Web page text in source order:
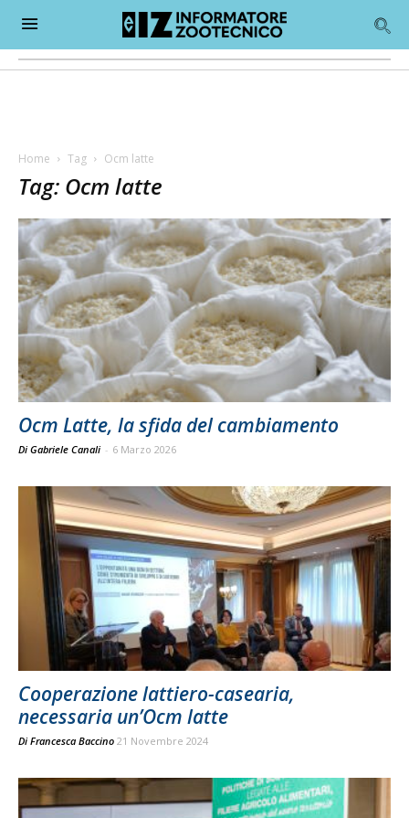
Home Tag Ocm latte
Tag: Ocm latte
Ocm Latte, la sfida del cambiamento
Di Gabriele Canali - 6 Marzo 2026
Cooperazione lattiero-casearia,
necessaria un’Ocm latte
Di Francesca Baccino 21 Novembre 2024